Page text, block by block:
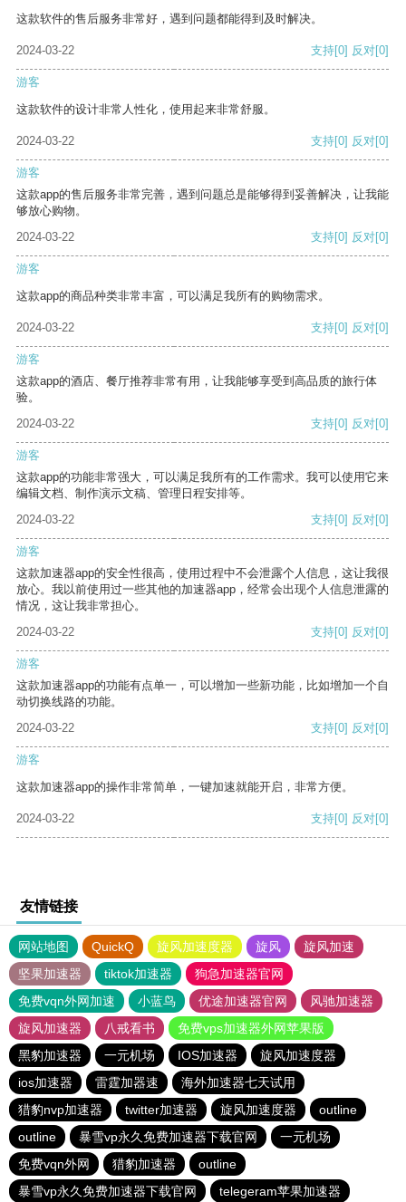
这款软件的售后服务非常好，遇到问题都能得到及时解决。
2024-03-22 支持[0] 反对[0]
游客
这款软件的设计非常人性化，使用起来非常舒服。
2024-03-22 支持[0] 反对[0]
游客
这款app的售后服务非常完善，遇到问题总是能够得到妥善解决，让我能
够放心购物。
2024-03-22
支持[0] 反对[0]
游客
这款app的商品种类非常丰富，可以满足我所有的购物需求。
2024-03-22 支持[0] 反对[0]
游客
这款app的酒店、餐厅推荐非常有用，让我能够享受到高品质的旅行体
验。
2024-03-22
支持[0] 反对[0]
游客
这款app的功能非常强大，可以满足我所有的工作需求。我可以使用它来
编辑文档、制作演示文稿、管理日程安排等。
2024-03-22
支持[0] 反对[0]
游客
这款加速器app的安全性很高，使用过程中不会泄露个人信息，这让我很
放心。我以前使用过一些其他的加速器app，经常会出现个人信息泄露的
情况，这让我非常担心。
2024-03-22
支持[0] 反对[0]
游客
这款加速器app的功能有点单一，可以增加一些新功能，比如增加一个自
动切换线路的功能。
2024-03-22
支持[0] 反对[0]
游客
这款加速器app的操作非常简单，一键加速就能开启，非常方便。
2024-03-22 支持[0] 反对[0]
友情链接
网站地图 QuickQ 旋风加速度器 旋风
旋风加速
坚果加速器
tiktok加速器
狗急加速器官网
免费vqn外网加速
小蓝鸟 优途加速器官网
风驰加速器
旋风加速器
八戒看书
免费vps加速器外网苹果版
黑豹加速器
一元机场 IOS加速器
旋风加速度器
ios加速器
雷霆加器速
海外加速器七天试用
猎豹nvp加速器
twitter加速器 旋风加速度器
outline
outline
暴雪vp永久免费加速器下载官网
一元机场
免费vqn外网
猎豹加速器
outline
暴雪vp永久免费加速器下载官网
telegeram苹果加速器